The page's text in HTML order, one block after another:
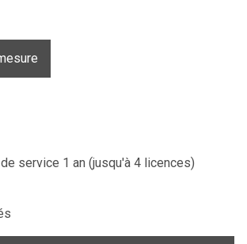
service 1 an (jusqu'à 4 licences)